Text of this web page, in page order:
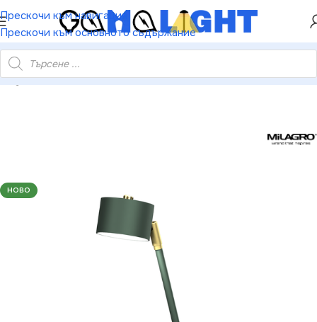
Прескочи към навигация
Прескочи към основното съдържание
НАМАЛЕНИЕ ОТ 5%
MLP7770 ARENA GREEN/GOLD 1xGX53 настолна лампа
НОВО